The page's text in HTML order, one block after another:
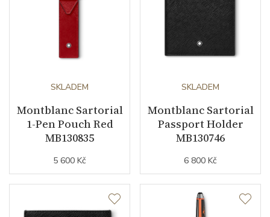
SKLADEM
Montblanc Sartorial
1-Pen Pouch Red
MB130835
5 600 Kč
SKLADEM
Montblanc Sartorial
Passport Holder
MB130746
6 800 Kč